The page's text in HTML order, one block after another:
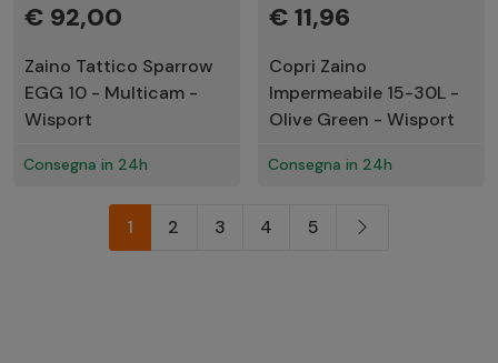
€ 92,00
Zaino Tattico Sparrow
EGG 10 - Multicam -
Wisport
Consegna in 24h
€ 11,96
Copri Zaino
Impermeabile 15-30L -
Olive Green - Wisport
Consegna in 24h
1 2 3 4 5